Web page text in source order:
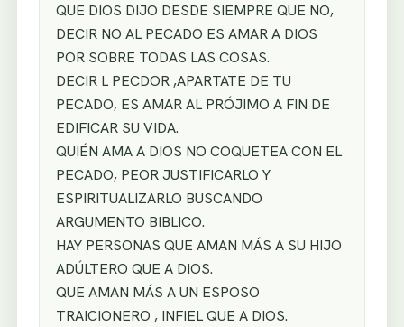
QUE DIOS DIJO DESDE SIEMPRE QUE NO,
DECIR NO AL PECADO ES AMAR A DIOS
POR SOBRE TODAS LAS COSAS.
DECIR L PECDOR ,APARTATE DE TU
PECADO, ES AMAR AL PRÓJIMO A FIN DE
EDIFICAR SU VIDA.
QUIÉN AMA A DIOS NO COQUETEA CON EL
PECADO, PEOR JUSTIFICARLO Y
ESPIRITUALIZARLO BUSCANDO
ARGUMENTO BIBLICO.
HAY PERSONAS QUE AMAN MÁS A SU HIJO
ADÚLTERO QUE A DIOS.
QUE AMAN MÁS A UN ESPOSO
TRAICIONERO , INFIEL QUE A DIOS.